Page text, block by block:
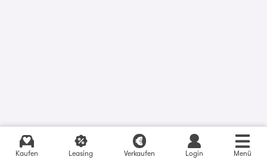
Kaufen Leasing Verkaufen Login Menü
Aktuelle Angebote finden